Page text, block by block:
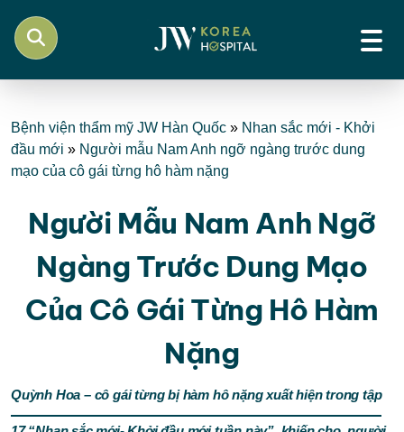
Bệnh viện thẩm mỹ JW Hàn Quốc » Nhan sắc mới - Khởi
đầu mới » Người mẫu Nam Anh ngỡ ngàng trước dung
mạo của cô gái từng hô hàm nặng
Người Mẫu Nam Anh Ngỡ
Ngàng Trước Dung Mạo
Của Cô Gái Từng Hô Hàm
Nặng
Quỳnh Hoa – cô gái từng bị hàm hô nặng xuất hiện trong tập